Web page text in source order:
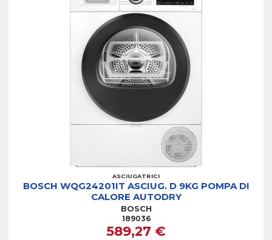
ASCIUGATRICI
BOSCH WQG24201IT ASCIUG. D 9KG POMPA DI
CALORE AUTODRY
BOSCH
189036
589,27 €